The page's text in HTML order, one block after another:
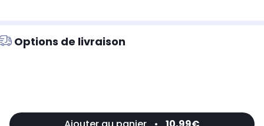
Options de livraison